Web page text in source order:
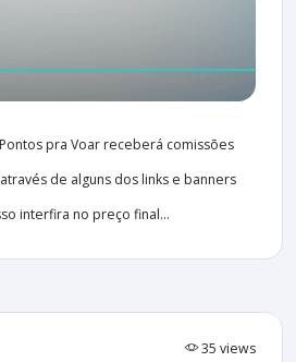
pra Voar receberá comissões
de alguns dos links e banners
interfira no preço final...
35 views